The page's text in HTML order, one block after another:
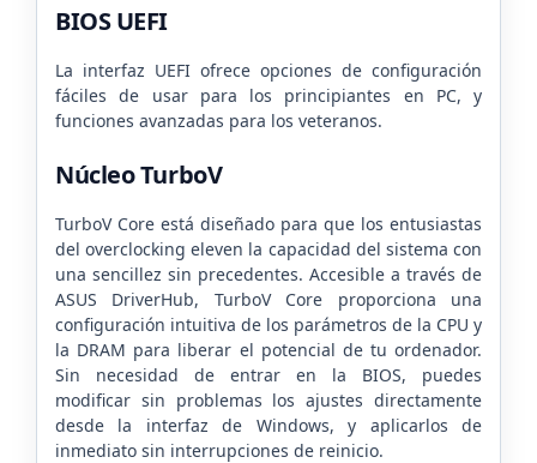
BIOS UEFI
La interfaz UEFI ofrece opciones de configuración
fáciles de usar para los principiantes en PC, y
funciones avanzadas para los veteranos.
Núcleo TurboV
TurboV Core está diseñado para que los entusiastas
del overclocking eleven la capacidad del sistema con
una sencillez sin precedentes. Accesible a través de
ASUS DriverHub, TurboV Core proporciona una
configuración intuitiva de los parámetros de la CPU y
la DRAM para liberar el potencial de tu ordenador.
Sin necesidad de entrar en la BIOS, puedes
modificar sin problemas los ajustes directamente
desde la interfaz de Windows, y aplicarlos de
inmediato sin interrupciones de reinicio.